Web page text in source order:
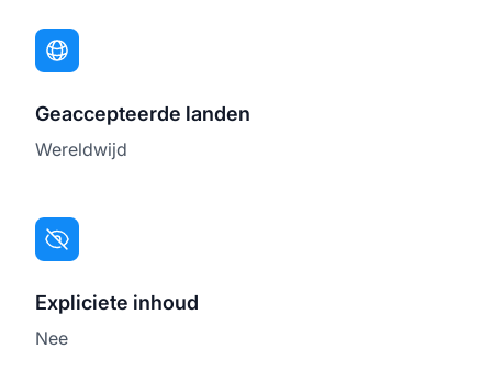
Geaccepteerde landen
Wereldwijd
Expliciete inhoud
Nee